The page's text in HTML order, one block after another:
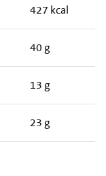
427 kcal
40 g
13 g
23 g